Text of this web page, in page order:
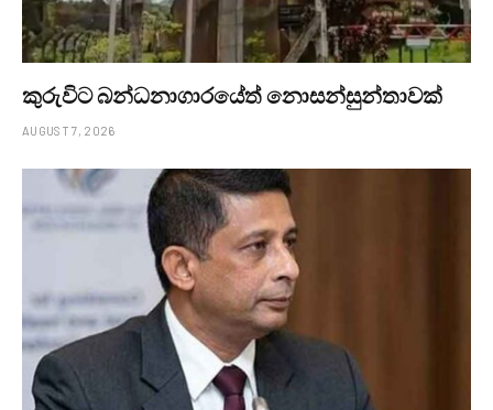
කුරුවිට බන්ධනාගාරයේත් නොසන්සුන්තාවක්
AUGUST 7, 2026